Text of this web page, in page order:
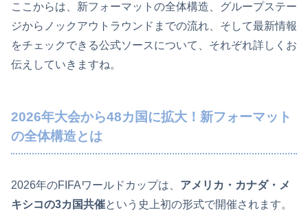
ここからは、新フォーマットの全体構造、グループステー
ジからノックアウトラウンドまでの流れ、そして最新情報
をチェックできる公式ソースについて、それぞれ詳しくお
伝えしていきますね。
2026年大会から48カ国に拡大！新フォーマット
の全体構造とは
2026年のFIFAワールドカップは、 アメリカ・カナダ・メ
キシコの3カ国共催という史上初の形式で開催されます。